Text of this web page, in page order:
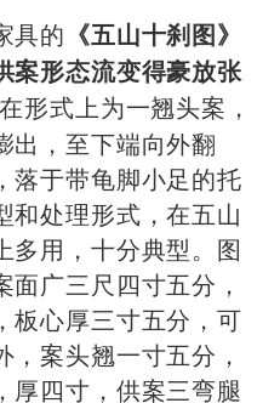
具的 《五山十刹图》
案形态流变得豪放张
形式上为一翘头案，
出，至下端向外翻
落于带龟脚小足的托
和处理形式，在五山
多用，十分典型。图
广三尺四寸五分，
板心厚三寸五分，可
案头翘一寸五分，
厚四寸，供案三弯腿